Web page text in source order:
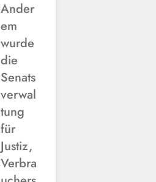
Ander
em
wurde
die
Senats
verwal
tung
für
Justiz,
Verbra